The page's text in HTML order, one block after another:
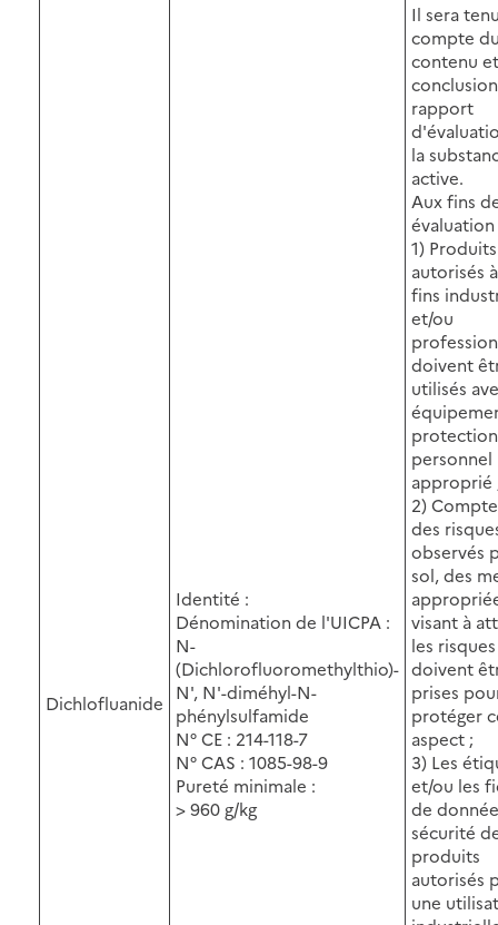
Dichlofluanide
Identité :
Dénomination de l'UICPA :
N-
(Dichlorofluoromethylthio)-
N', N'-diméhyl-N-
phénylsulfamide
N° CE : 214-118-7
N° CAS : 1085-98-9
Pureté minimale :
> 960 g/kg
Il sera
compte
contenu
rapport
la
active.
Aux fins
évaluation
1) Produits
autorisés
fins
et/ou
doivent
utilisés
protection
personnel
approprié
2)
des
observés
sol, des
visant à
les risques
doivent
prises
protéger
aspect ;
3) Les
et/ou les
de
sécurité
produits
autorisés
une